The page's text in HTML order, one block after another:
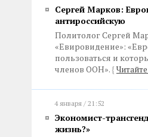
Сергей Марков:
антироссийскую
Политолог Сергей
«Евировидение»:
пользоваться и
членов ООН». {
4 января / 21:52
Экономист-
жизнь?»